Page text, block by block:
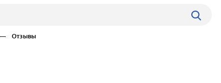
— Отзывы